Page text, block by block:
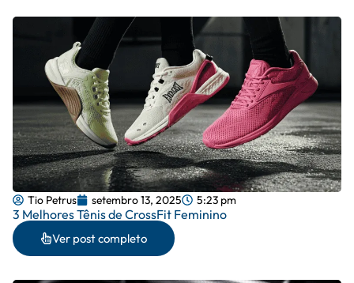
Tio Petrus setembro 13, 2025 5:23 pm
3 Melhores Tênis de CrossFit Feminino
Ver post completo